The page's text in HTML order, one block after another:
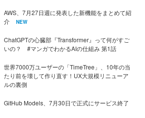
AWS、7月27日週に発表した新機能をまとめて紹
介
NEW
ChatGPTの心臓部『Transformer』って何がすご
いの？ #マンガでわかるAIの仕組み 第1話
世界7000万ユーザーの「TimeTree」、10年の当
たり前を壊して作り直す！UX大規模リニューア
ルの裏側
GitHub Models、7月30日で正式にサービス終了